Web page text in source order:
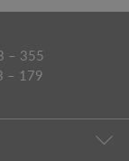
– 355
– 179